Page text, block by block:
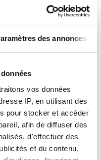
des annonces
vos données
IP, en utilisant des
pour stocker et accéder
afin de diffuser des
d'effectuer des
et du contenu,
2019 une
de tumeur
bénéficié de
L’analyse de la pièce